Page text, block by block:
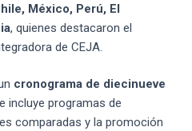
México, Perú, El
, quienes destacaron el
de CEJA.
cronograma de diecinueve
incluye programas de
comparadas y la promoción